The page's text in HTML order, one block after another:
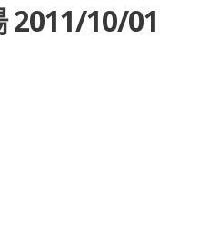
2011/10/01